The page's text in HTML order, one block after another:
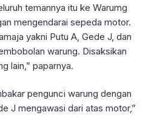
temannya itu ke Warumg
mengendarai sepeda motor.
yakni Putu A, Gede J, dan
warung. Disaksikan
lain,” paparnya.
pengunci warung dengan
J mengawasi dari atas motor,”